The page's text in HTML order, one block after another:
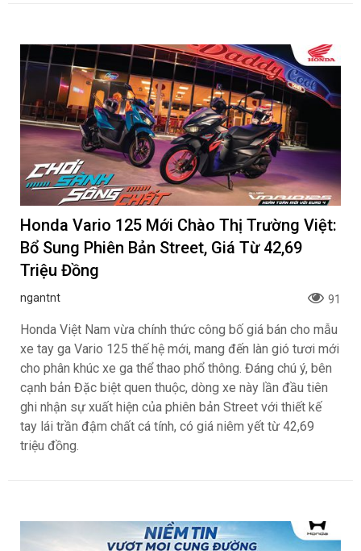
Honda Vario 125 Mới Chào Thị Trường Việt:
Bổ Sung Phiên Bản Street, Giá Từ 42,69
Triệu Đồng
ngantnt 91
Honda Việt Nam vừa chính thức công bố giá bán cho mẫu
xe tay ga Vario 125 thế hệ mới, mang đến làn gió tươi mới
cho phân khúc xe ga thể thao phổ thông. Đáng chú ý, bên
cạnh bản Đặc biệt quen thuộc, dòng xe này lần đầu tiên
ghi nhận sự xuất hiện của phiên bản Street với thiết kế
tay lái trần đậm chất cá tính, có giá niêm yết từ 42,69
triệu đồng.